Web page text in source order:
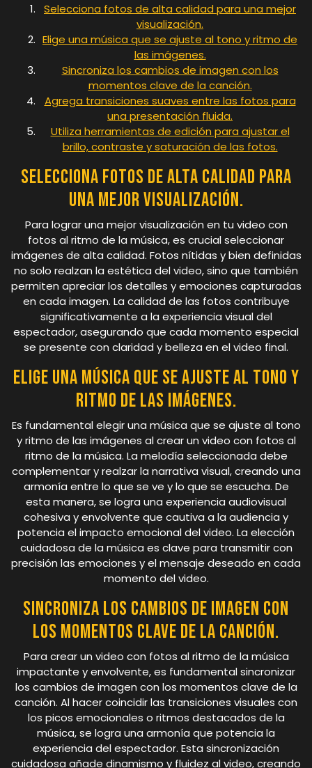
Selecciona fotos de alta calidad para una mejor
visualización.
Elige una música que se ajuste al tono y ritmo de
las imágenes.
Sincroniza los cambios de imagen con los
momentos clave de la canción.
Agrega transiciones suaves entre las fotos para
una presentación fluida.
Utiliza herramientas de edición para ajustar el
brillo, contraste y saturación de las fotos.
Selecciona fotos de alta calidad para
una mejor visualización.
Para lograr una mejor visualización en tu video con
fotos al ritmo de la música, es crucial seleccionar
imágenes de alta calidad. Fotos nítidas y bien definidas
no solo realzan la estética del video, sino que también
permiten apreciar los detalles y emociones capturadas
en cada imagen. La calidad de las fotos contribuye
significativamente a la experiencia visual del
espectador, asegurando que cada momento especial
se presente con claridad y belleza en el video final.
Elige una música que se ajuste al tono y
ritmo de las imágenes.
Es fundamental elegir una música que se ajuste al tono
y ritmo de las imágenes al crear un video con fotos al
ritmo de la música. La melodía seleccionada debe
complementar y realzar la narrativa visual, creando una
armonía entre lo que se ve y lo que se escucha. De
esta manera, se logra una experiencia audiovisual
cohesiva y envolvente que cautiva a la audiencia y
potencia el impacto emocional del video. La elección
cuidadosa de la música es clave para transmitir con
precisión las emociones y el mensaje deseado en cada
momento del video.
Sincroniza los cambios de imagen con
los momentos clave de la canción.
Para crear un video con fotos al ritmo de la música
impactante y envolvente, es fundamental sincronizar
los cambios de imagen con los momentos clave de la
canción. Al hacer coincidir las transiciones visuales con
los picos emocionales o ritmos destacados de la
música, se logra una armonía que potencia la
experiencia del espectador. Esta sincronización
cuidadosa añade dinamismo y fluidez al video, creando